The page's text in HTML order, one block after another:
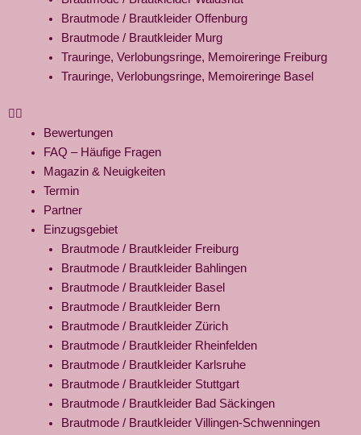
Brautmode / Brautkleider Offenburg
Brautmode / Brautkleider Murg
Trauringe, Verlobungsringe, Memoireringe Freiburg
Trauringe, Verlobungsringe, Memoireringe Basel
Bewertungen
FAQ – Häufige Fragen
Magazin & Neuigkeiten
Termin
Partner
Einzugsgebiet
Brautmode / Brautkleider Freiburg
Brautmode / Brautkleider Bahlingen
Brautmode / Brautkleider Basel
Brautmode / Brautkleider Bern
Brautmode / Brautkleider Zürich
Brautmode / Brautkleider Rheinfelden
Brautmode / Brautkleider Karlsruhe
Brautmode / Brautkleider Stuttgart
Brautmode / Brautkleider Bad Säckingen
Brautmode / Brautkleider Villingen-Schwenningen